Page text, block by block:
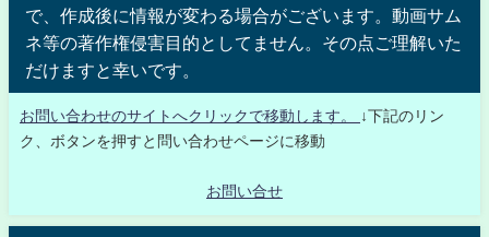
で、作成後に情報が変わる場合がございます。動画サム
ネ等の著作権侵害目的としてません。その点ご理解いた
だけますと幸いです。
お問い合わせのサイトへクリックで移動します。
↓下記のリン
ク、ボタンを押すと問い合わせページに移動
お問い合せ